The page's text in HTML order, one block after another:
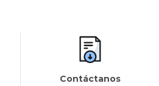
Contáctanos